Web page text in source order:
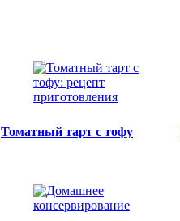
Томатный тарт с тофу